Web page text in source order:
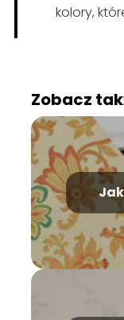
kolory,
Zobacz